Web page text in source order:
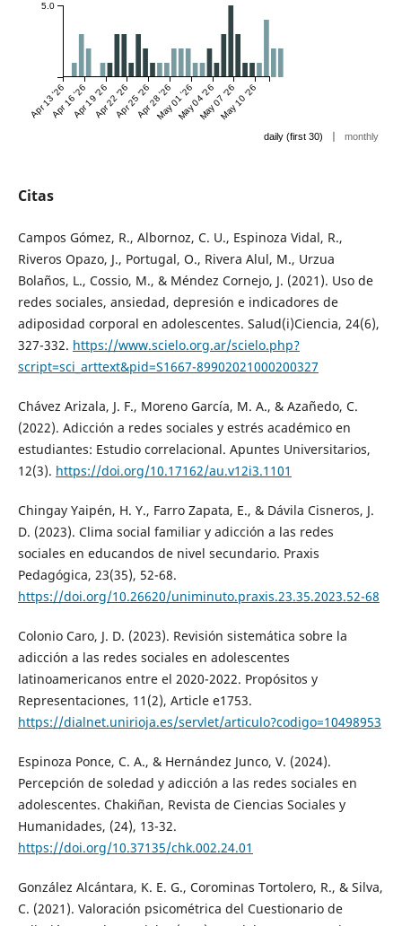
Apr 13 '26Apr 16 '26Apr 19 '26Apr 22 '26Apr 25 '26Apr 28 '26May 01 '26May 04 '26May 07 '26May 10 '26
5.0
daily (first 30) | monthly
Citas
Campos Gómez, R., Albornoz, C. U., Espinoza Vidal, R.,
Riveros Opazo, J., Portugal, O., Rivera Alul, M., Urzua
Bolaños, L., Cossio, M., & Méndez Cornejo, J. (2021). Uso de
redes sociales, ansiedad, depresión e indicadores de
adiposidad corporal en adolescentes. Salud(i)Ciencia, 24(6),
327-332. https://www.scielo.org.ar/scielo.php?
script=sci_arttext&pid=S1667-89902021000200327
Chávez Arizala, J. F., Moreno García, M. A., & Azañedo, C.
(2022). Adicción a redes sociales y estrés académico en
estudiantes: Estudio correlacional. Apuntes Universitarios,
12(3). https://doi.org/10.17162/au.v12i3.1101
Chingay Yaipén, H. Y., Farro Zapata, E., & Dávila Cisneros, J.
D. (2023). Clima social familiar y adicción a las redes
sociales en educandos de nivel secundario. Praxis
Pedagógica, 23(35), 52-68.
https://doi.org/10.26620/uniminuto.praxis.23.35.2023.52-68
Colonio Caro, J. D. (2023). Revisión sistemática sobre la
adicción a las redes sociales en adolescentes
latinoamericanos entre el 2020-2022. Propósitos y
Representaciones, 11(2), Article e1753.
https://dialnet.unirioja.es/servlet/articulo?codigo=10498953
Espinoza Ponce, C. A., & Hernández Junco, V. (2024).
Percepción de soledad y adicción a las redes sociales en
adolescentes. Chakiñan, Revista de Ciencias Sociales y
Humanidades, (24), 13-32.
https://doi.org/10.37135/chk.002.24.01
González Alcántara, K. E. G., Corominas Tortolero, R., & Silva,
C. (2021). Valoración psicométrica del Cuestionario de